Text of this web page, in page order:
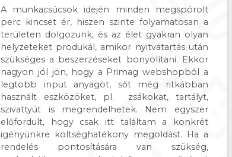
A munkacsúcsok idején minden megspórolt
perc kincset ér, hiszen szinte folyamatosan a
területen dolgozunk, és az élet gyakran olyan
helyzeteket produkál, amikor nyitvatartás után
szükséges a beszerzéseket bonyolítani. Ekkor
nagyon jól jön, hogy a Primag webshopból a
legtöbb input anyagot, sőt még ritkábban
használt eszközöket, pl. zsákokat, tartályt,
szivattyút is megrendelhetek. Nem egyszer
előfordult, hogy csak itt találtam a konkrét
igényünkre költséghatékony megoldást. Ha a
rendelés pontosítására van szükség,